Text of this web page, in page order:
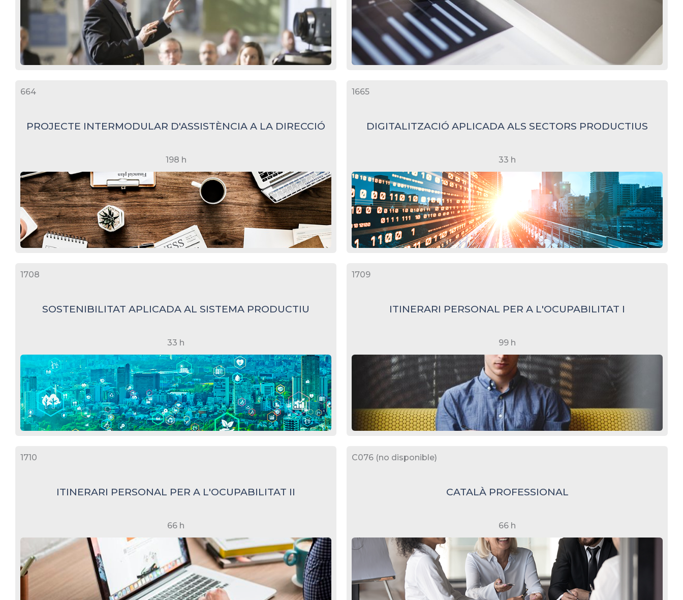
664
PROJECTE INTERMODULAR D'ASSISTÈNCIA A LA DIRECCIÓ
198 h
1665
DIGITALITZACIÓ APLICADA ALS SECTORS PRODUCTIUS
33 h
1708
SOSTENIBILITAT APLICADA AL SISTEMA PRODUCTIU
33 h
1709
ITINERARI PERSONAL PER A L'OCUPABILITAT I
99 h
1710
ITINERARI PERSONAL PER A L'OCUPABILITAT II
66 h
C076 (no disponible)
CATALÀ PROFESSIONAL
66 h